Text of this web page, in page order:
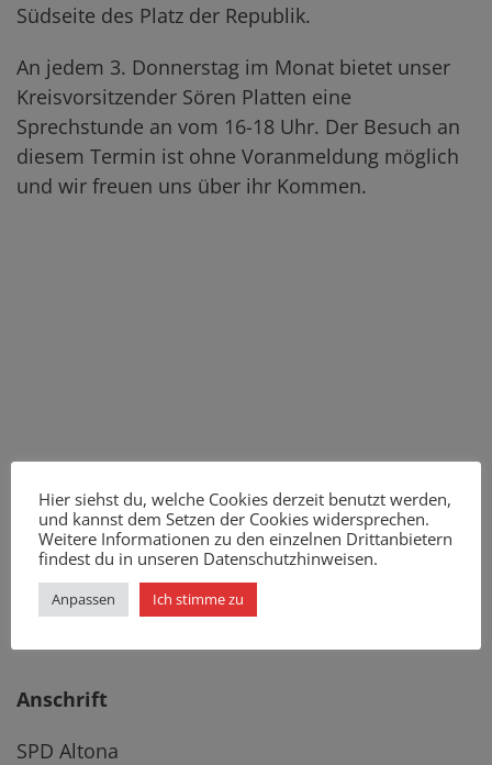
Südseite des Platz der Republik.
An jedem 3. Donnerstag im Monat bietet unser
Kreisvorsitzender Sören Platten eine
Sprechstunde an vom 16-18 Uhr. Der Besuch an
diesem Termin ist ohne Voranmeldung möglich
und wir freuen uns über ihr Kommen.
Anschrift
SPD Altona
Hier siehst du, welche Cookies derzeit benutzt werden,
und kannst dem Setzen der Cookies widersprechen.
Weitere Informationen zu den einzelnen Drittanbietern
findest du in unseren Datenschutzhinweisen.
Anpassen Ich stimme zu